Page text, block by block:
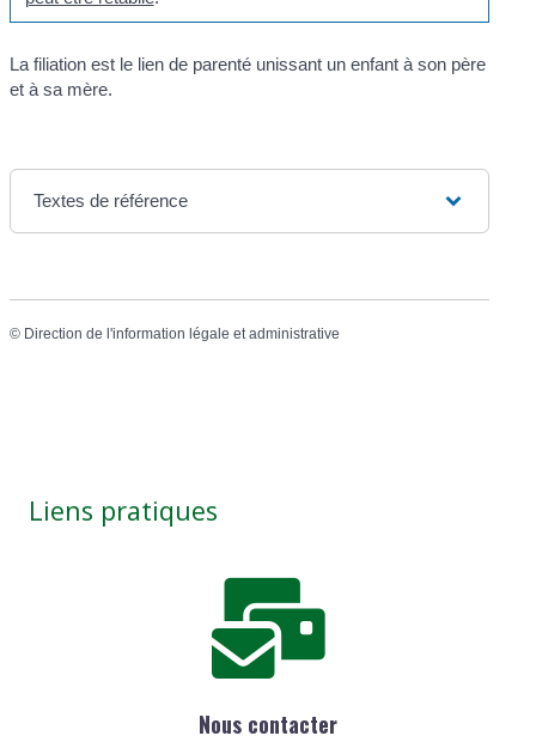
La filiation est le lien de parenté unissant un enfant à son père
et à sa mère.
Textes de référence
© Direction de l'information légale et administrative
Liens pratiques
Nous contacter